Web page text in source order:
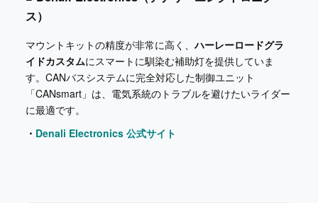
ス）
マウントキットの精度が非常に高く、ハーレーロードグラ
イドカスタムにスマートに馴染む補助灯を提供していま
す。CANバスシステムに完全対応した制御ユニット
「CANsmart」は、電気系統のトラブルを避けたいライダー
に最適です。
・ Denali Electronics 公式サイト